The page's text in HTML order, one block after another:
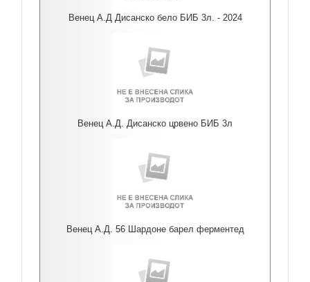
Венец А.Д Дисанско бело БИБ 3л. - 2024
Венец А.Д. Дисанско црвено БИБ 3л
Венец А.Д. 56 Шардоне барел ферментед